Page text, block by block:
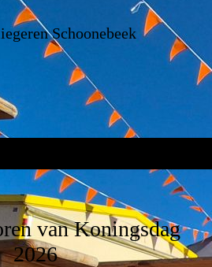
Schoonebeek
van Koningsdag
2026